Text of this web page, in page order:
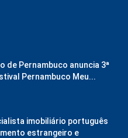
de Pernambuco anuncia 3ª
Pernambuco Meu...
imobiliário português
estrangeiro e